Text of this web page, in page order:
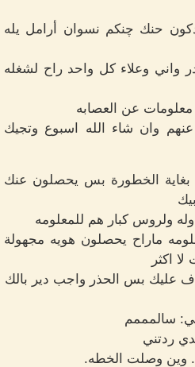
حنك چنكم نسوان أرامل يله
واني وعلاء كل واحد راح لشغله
عن العصابه
وان شاء الله اسبوع وتجيك
بغاية الخطورة بس يحصلون عنك
ولروس كبار هم للمعلومه
ماراح يحصلون هويه مجهولة
اكثر
عليك بس الحذر واجب دير بالك
سالمممم
ردتني
وين وصلت الخطه.